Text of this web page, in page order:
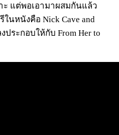
ะ แต่พอเอามาผสมกันแล้ว
นหนังคือ Nick Cave and
งประกอบให้กับ From Her to